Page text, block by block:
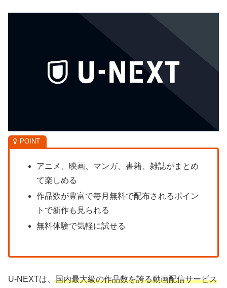
アニメ、映画、マンガ、書籍、雑誌がまとめ
て楽しめる
作品数が豊富で毎月無料で配布されるポイン
トで新作も見られる
無料体験で気軽に試せる
U-NEXTは、 国内最大級の作品数を誇る動画配信サービス